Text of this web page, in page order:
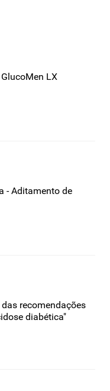
LX
- Aditamento de
recomendações
diabética"